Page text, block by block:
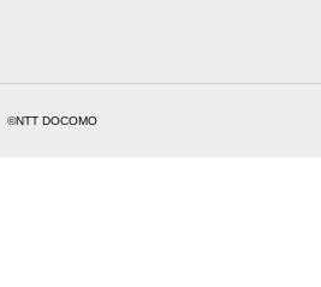
©NTT DOCOMO